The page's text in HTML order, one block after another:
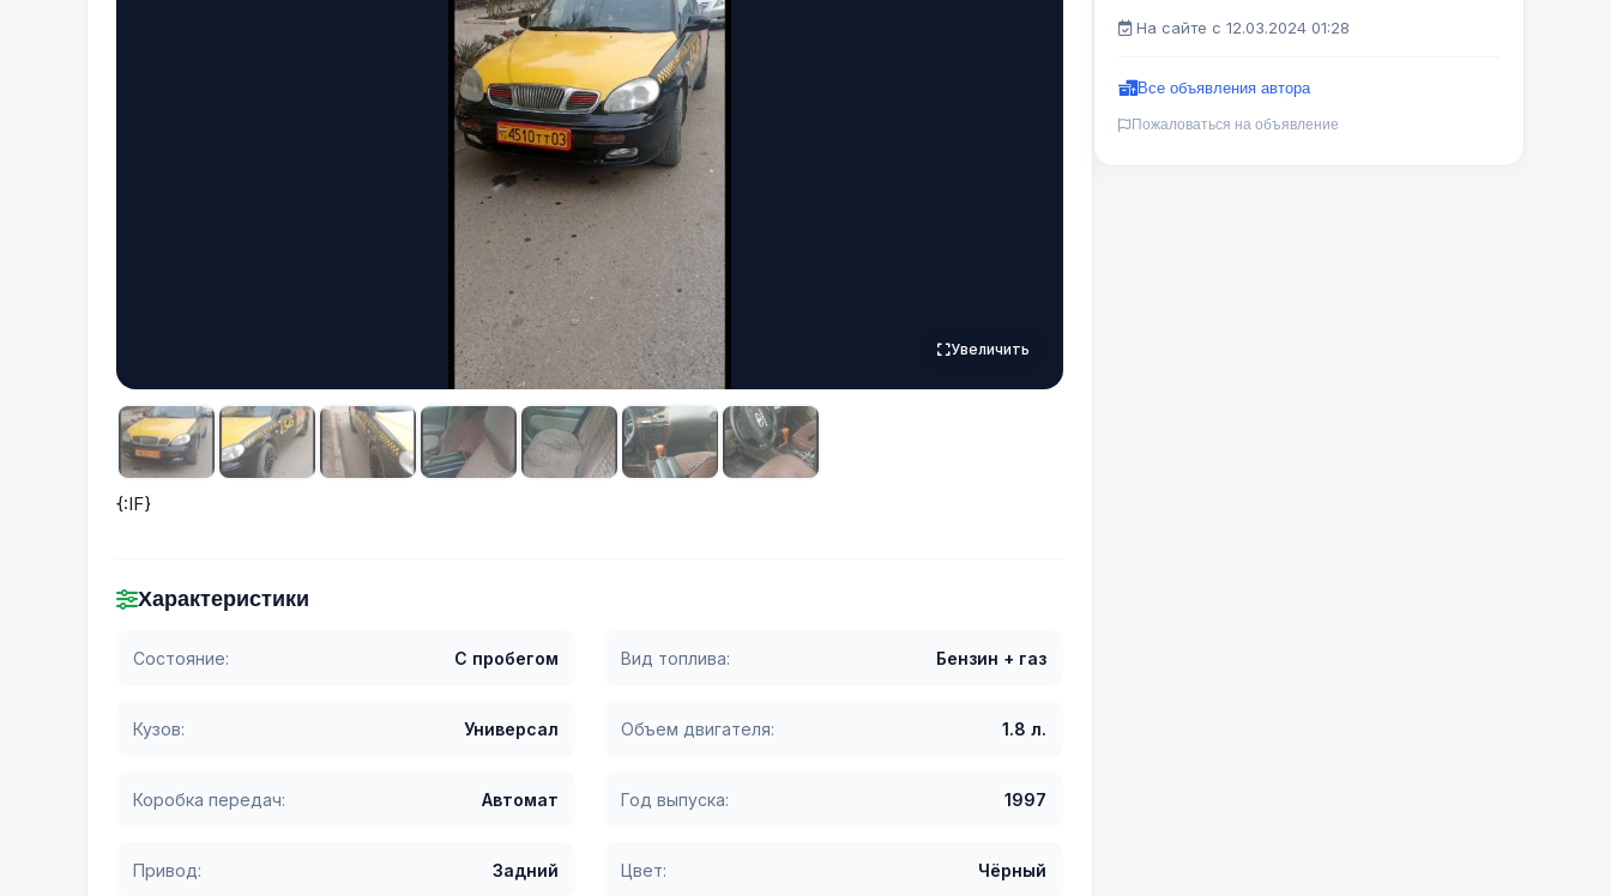
Увеличить
{:IF}
Характеристики
Состояние: С пробегом Вид топлива: Бензин + газ
Кузов: Универсал Объем двигателя: 1.8 л.
Коробка передач: Автомат Год выпуска: 1997
Привод: Задний Цвет: Чёрный
На сайте с 12.03.2024 01:28
Все объявления автора
Пожаловаться на объявление